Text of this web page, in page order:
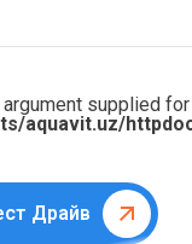
argument supplied
aquavit.uz/
Драйв